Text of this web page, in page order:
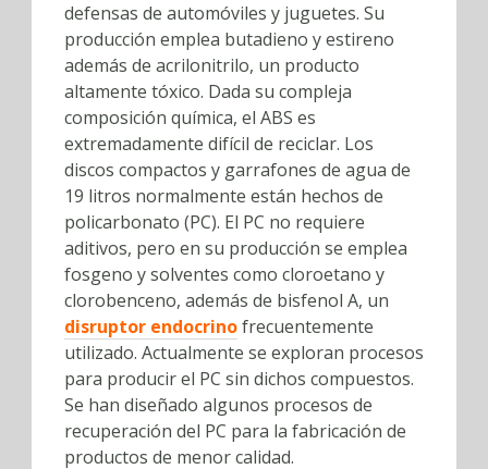
defensas de automóviles y juguetes. Su
producción emplea butadieno y estireno
además de acrilonitrilo, un producto
altamente tóxico. Dada su compleja
composición química, el ABS es
extremadamente difícil de reciclar. Los
discos compactos y garrafones de agua de
19 litros normalmente están hechos de
policarbonato (PC). El PC no requiere
aditivos, pero en su producción se emplea
fosgeno y solventes como cloroetano y
clorobenceno, además de bisfenol A, un
disruptor endocrinofrecuentemente
utilizado. Actualmente se exploran procesos
para producir el PC sin dichos compuestos.
Se han diseñado algunos procesos de
recuperación del PC para la fabricación de
productos de menor calidad.